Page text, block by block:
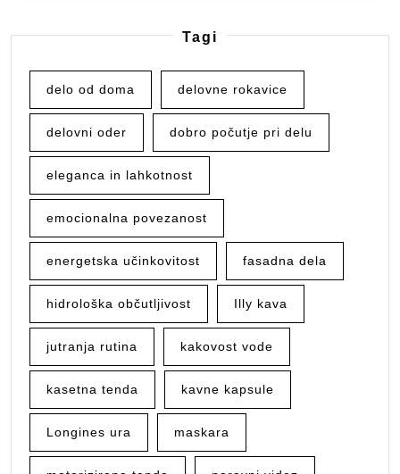
Tagi
delo od doma delovne rokavice
delovni oder dobro počutje pri delu
eleganca in lahkotnost
emocionalna povezanost
energetska učinkovitost fasadna dela
hidrološka občutljivost Illy kava
jutranja rutina kakovost vode
kasetna tenda kavne kapsule
Longines ura maskara